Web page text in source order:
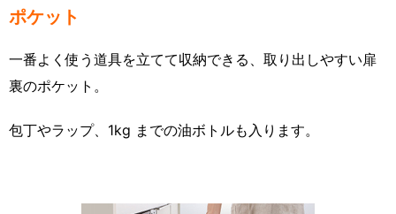
ポケット
一番よく使う道具を立てて収納できる、取り出しやすい扉
裏のポケット。
包丁やラップ、1kg までの油ボトルも入ります。